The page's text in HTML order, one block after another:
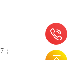
；